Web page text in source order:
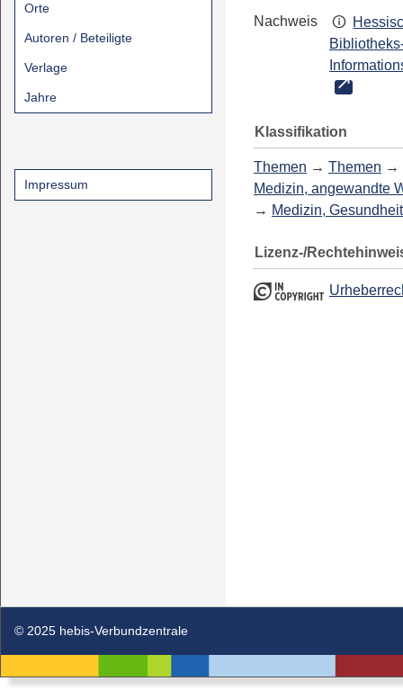
Orte
Autoren / Beteiligte
Verlage
Jahre
Impressum
Nachweis
Klassifikation
Themen → Themen →
Medizin, angewandte
→ Medizin, Gesundheit
Lizenz-/
© 2025 hebis-Verbundzentrale